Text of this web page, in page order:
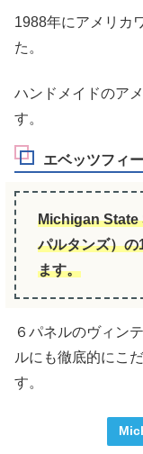
1988年にアメリカ
た。
ハンドメイドのア
す。
エベッツフィ
Michigan State
パルタンズ）
ます。
６パネルのヴィン
ルにも徹底的にこ
す。